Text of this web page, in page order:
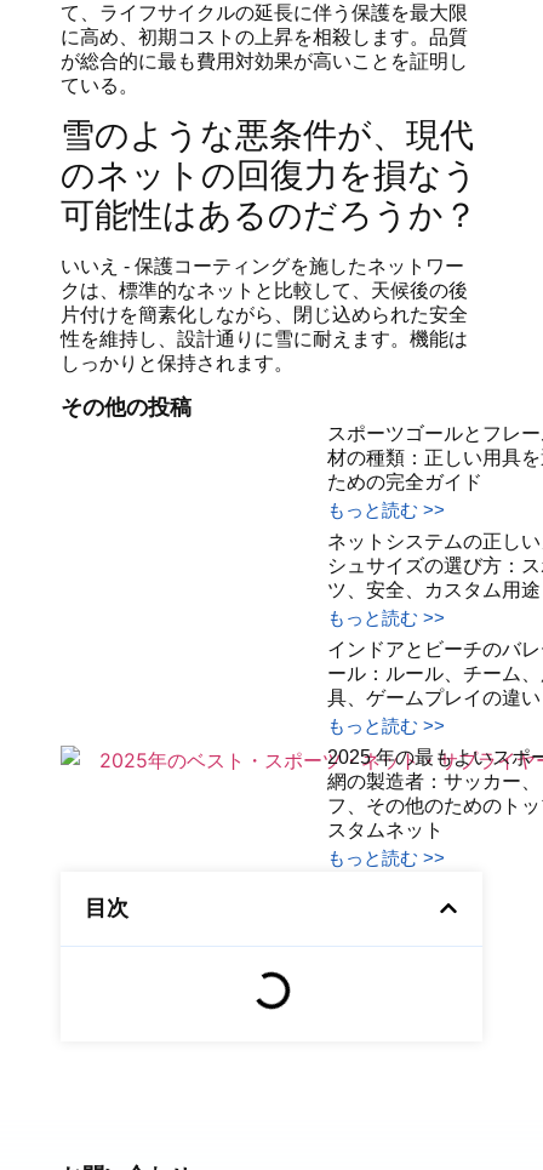
て、ライフサイクルの延長に伴う保護を最大限
に高め、初期コストの上昇を相殺します。品質
が総合的に最も費用対効果が高いことを証明し
ている。
雪のような悪条件が、現代
のネットの回復力を損なう
可能性はあるのだろうか？
いいえ - 保護コーティングを施したネットワー
クは、標準的なネットと比較して、天候後の後
片付けを簡素化しながら、閉じ込められた安全
性を維持し、設計通りに雪に耐えます。機能は
しっかりと保持されます。
その他の投稿
スポーツゴールとフレ
材の種類：正しい用具
ための完全ガイド
もっと読む >>
ネットシステムの正し
シュサイズの選び方：
ツ、安全、カスタム用途
もっと読む >>
インドアとビーチのバ
ール：ルール、チーム
具、ゲームプレイの違い
もっと読む >>
2025 年の最もよいスポ
網の製造者：サッカー
フ、その他のためのト
スタムネット
もっと読む >>
目次